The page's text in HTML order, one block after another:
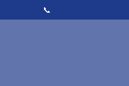
📞